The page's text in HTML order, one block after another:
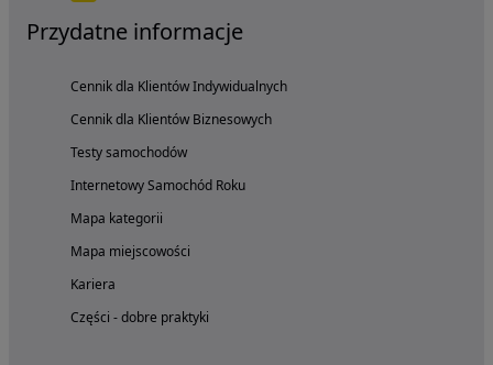
Przydatne informacje
Cennik dla Klientów Indywidualnych
Cennik dla Klientów Biznesowych
Testy samochodów
Internetowy Samochód Roku
Mapa kategorii
Mapa miejscowości
Kariera
Części - dobre praktyki